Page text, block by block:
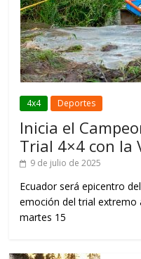
4x4 Deportes
Inicia el
Trial 4×4 con la
9 de julio de 2025
Ecuador será epicentro
emoción del trial extremo
martes 15